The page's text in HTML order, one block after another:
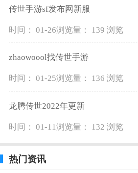
传世手游sf发布网新服
时间： 01-26浏览量： 139 浏览
zhaowoool找传世手游
时间： 01-25浏览量： 136 浏览
龙腾传世2022年更新
时间： 01-11浏览量： 132 浏览
热门资讯